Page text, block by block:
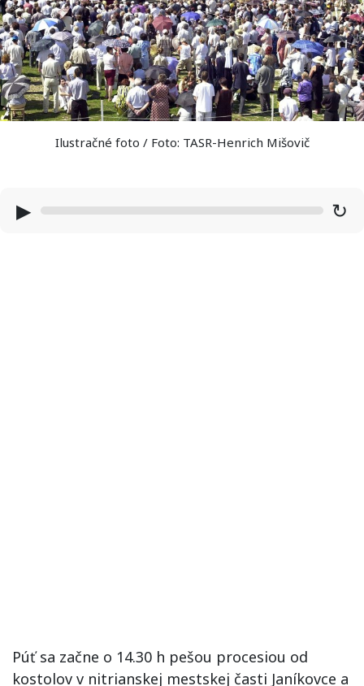
Ilustračné foto / Foto: TASR-Henrich Mišovič
▶ ↻
Púť sa začne o 14.30 h pešou procesiou od
kostolov v nitrianskej mestskej časti Janíkovce a